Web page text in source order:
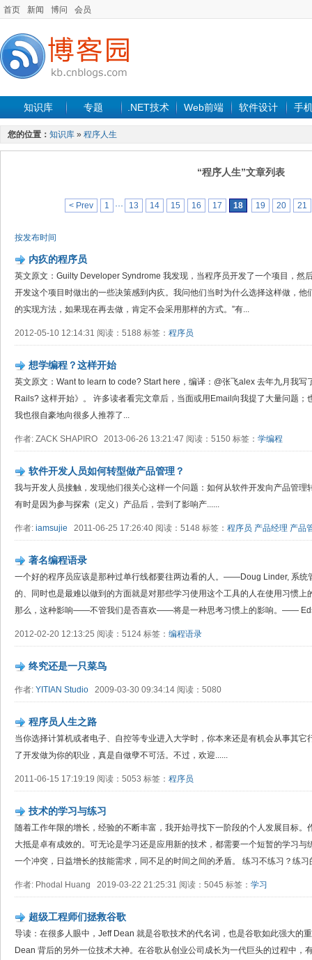
首页 新闻 博问 会员
知识库 专题 .NET技术 Web前端 软件设计 手
您的位置： 知识库 » 程序人生
“程序人生”文章列表
< Prev 1 ··· 13 14 15 16 17 18 19 20 21
按发布时间
内疚的程序员
英文原文：Guilty Developer Syndrome 我发现，当程序员开发了一个项目，然
开发这个项目时做出的一些决策感到内疚。我问他们当时为什么选择这样做，他
的实现方法，如果现在再去做，肯定不会采用那样的方式。”有...
2012-05-10 12:14:31 阅读：5188 标签： 程序员
想学编程？这样开始
英文原文：Want to learn to code? Start here，编译：@张飞alex 去年九月我写
Rails? 这样开始》。 许多读者看完文章后，当面或用Email向我提了大量问题
我也很自豪地向很多人推荐了...
作者: ZACK SHAPIRO 2013-06-26 13:21:47 阅读：5150 标签： 学编程
软件开发人员如何转型做产品管理？
我与开发人员接触，发现他们很关心这样一个问题：如何从软件开发向产品管理
有时是因为参与探索（定义）产品后，尝到了影响产......
作者: iamsujie 2011-06-25 17:26:40 阅读：5148 标签： 程序员 产品经理 产品
著名编程语录
一个好的程序员应该是那种过单行线都要往两边看的人。——Doug Linder, 系统
的、同时也是最难以做到的方面就是对那些学习使用这个工具的人在使用习惯
那么，这种影响——不管我们是否喜欢——将是一种思考习惯上的影响。——
2012-02-20 12:13:25 阅读：5124 标签： 编程语录
终究还是一只菜鸟
作者: YITIAN Studio 2009-03-30 09:34:14 阅读：5080
程序员人生之路
当你选择计算机或者电子、自控等专业进入大学时，你本来还是有机会从事其
了开发做为你的职业，真是自做孽不可活。不过，欢迎......
2011-06-15 17:19:19 阅读：5053 标签： 程序员
技术的学习与练习
随着工作年限的增长，经验的不断丰富，我开始寻找下一阶段的个人发展目标
大抵是卓有成效的。可无论是学习还是应用新的技术，都需要一个短暂的学习
一个冲突，日益增长的技能需求，同不足的时间之间的矛盾。 练习不练习？练习
作者: Phodal Huang 2019-03-22 21:25:31 阅读：5045 标签： 学习
超级工程师们拯救谷歌
导读：在很多人眼中，Jeff Dean 就是谷歌技术的代名词，也是谷歌如此强大的
Dean 背后的另外一位技术大神。在谷歌从创业公司成长为一代巨头的过程中，